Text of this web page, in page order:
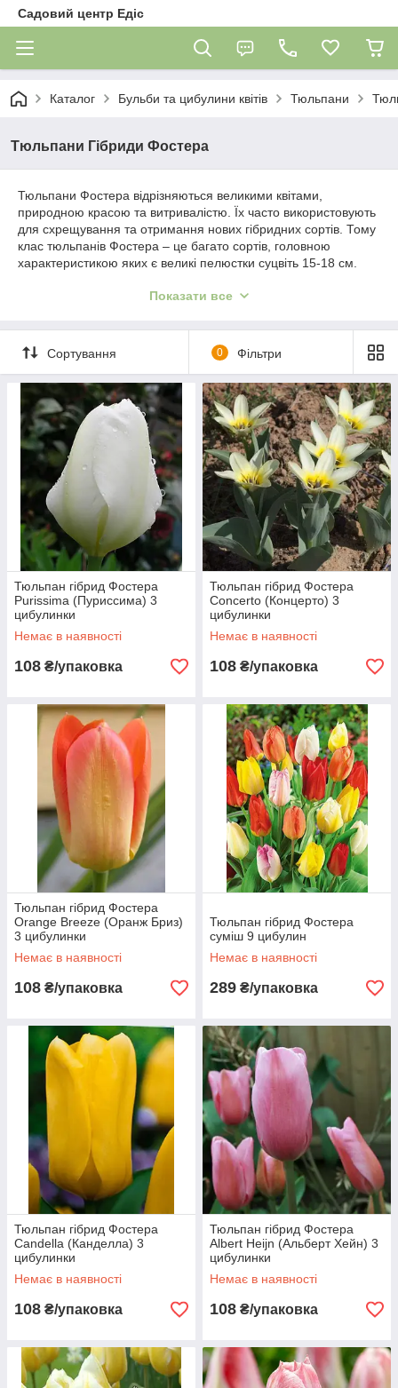
Садовий центр Едіс
Каталог Бульби та цибулини квітів Тюльпани
Тюльпани Гібриди Фостера
Тюльпани Фостера відрізняються великими квітами,
природною красою та витривалістю. Їх часто використовують
для схрещування та отримання нових гібридних сортів. Тому
клас тюльпанів Фостера – це багато сортів, головною
характеристикою яких є великі пелюстки суцвіть 15-18 см.
цвітіння. Насолоджуватися первоцвітами можна відразу після
приблизно час цвітіння для створення флористичних
композицій на клумбі. Ці сорти також дуже популярні під час
весняних свят.
Показати все
Сортування 0 Фільтри
Тюльпан гібрид Фостера
Purissima (Пуриссима) 3
цибулинки
Немає в наявності
108 ₴/упаковка
Тюльпан гібрид Фостера
Concerto (Концерто) 3
цибулинки
Немає в наявності
108 ₴/упаковка
Тюльпан гібрид Фостера
Orange Breeze (Оранж Бриз)
3 цибулинки
Немає в наявності
108 ₴/упаковка
Тюльпан гібрид Фостера
суміш 9 цибулин
Немає в наявності
289 ₴/упаковка
Тюльпан гібрид Фостера
Candella (Канделла) 3
цибулинки
Немає в наявності
108 ₴/упаковка
Тюльпан гібрид Фостера
Albert Heijn (Альберт Хейн) 3
цибулинки
Немає в наявності
108 ₴/упаковка